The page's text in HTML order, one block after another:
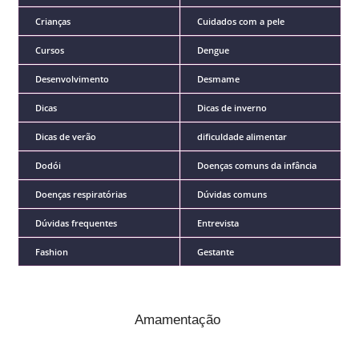
Crianças Cuidados com a pele
Cursos Dengue
Desenvolvimento Desmame
Dicas Dicas de inverno
Dicas de verão dificuldade alimentar
Dodói Doenças comuns da infância
Doenças respiratórias Dúvidas comuns
Dúvidas frequentes Entrevista
Fashion Gestante
Amamentação